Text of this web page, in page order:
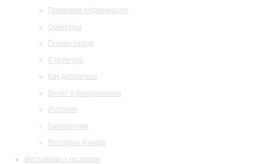
Правовая информация
Оркестры
Планы залов
Структура
Как добраться
Визит в филармонию
История
Библиотека
Ресторан и кафе
Фестивали и гастроли